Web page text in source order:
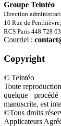
Groupe Teintéo
Direction
10 Rue de
RCS Paris 448 728
Courriel :
Copyright
© Teintéo
Toute
quelque
manuscrite, est
©Tous droits
Applicateurs